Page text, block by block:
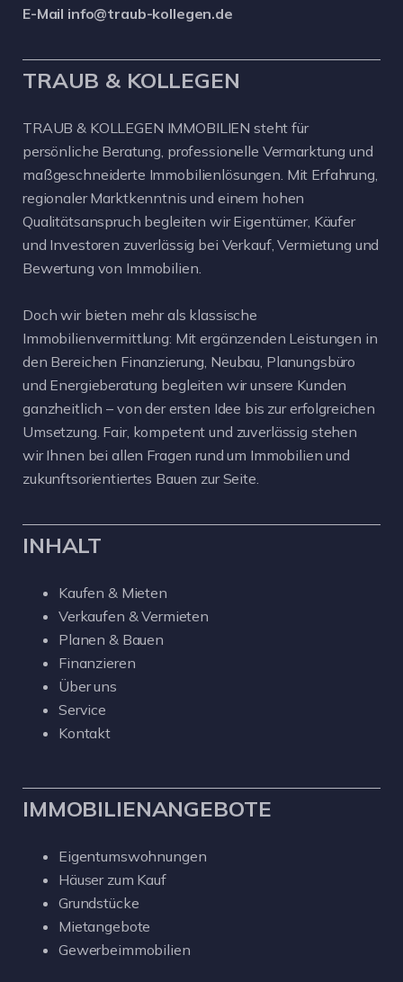
E-Mail info@traub-kollegen.de
TRAUB & KOLLEGEN
TRAUB & KOLLEGEN IMMOBILIEN steht für
persönliche Beratung, professionelle Vermarktung und
maßgeschneiderte Immobilienlösungen. Mit Erfahrung,
regionaler Marktkenntnis und einem hohen
Qualitätsanspruch begleiten wir Eigentümer, Käufer
und Investoren zuverlässig bei Verkauf, Vermietung und
Bewertung von Immobilien.
Doch wir bieten mehr als klassische
Immobilienvermittlung: Mit ergänzenden Leistungen in
den Bereichen Finanzierung, Neubau, Planungsbüro
und Energieberatung begleiten wir unsere Kunden
ganzheitlich – von der ersten Idee bis zur erfolgreichen
Umsetzung. Fair, kompetent und zuverlässig stehen
wir Ihnen bei allen Fragen rund um Immobilien und
zukunftsorientiertes Bauen zur Seite.
INHALT
Kaufen & Mieten
Verkaufen & Vermieten
Planen & Bauen
Finanzieren
Über uns
Service
Kontakt
IMMOBILIENANGEBOTE
Eigentumswohnungen
Häuser zum Kauf
Grundstücke
Mietangebote
Gewerbeimmobilien